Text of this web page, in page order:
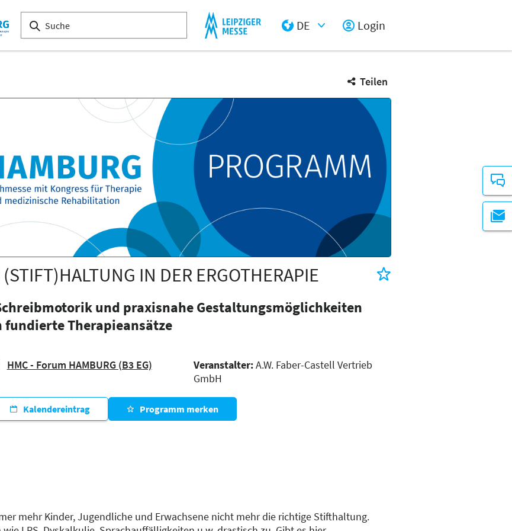
DE
Login
Teilen
IN DER ERGOTHERAPIE
und praxisnahe Gestaltungsmöglichkeiten
Therapieansätze
HMC - Forum HAMBURG (B3 EG) Veranstalter:A.W. Faber-Castell Vertrieb
GmbH
Kalendereintrag Programm merken
mehr Kinder, Jugendliche und Erwachsene nicht mehr die richtige Stifthaltung.